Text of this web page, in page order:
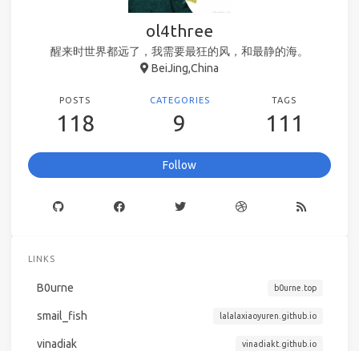
ol4three
醒来时世界都远了，我需要最狂的风，和最静的海。
BeiJing,China
POSTS
118
CATEGORIES
9
TAGS
111
Follow
LINKS
B0urne b0urne.top
smail_fish lalalaxiaoyuren.github.io
vinadiak vinadiakt.github.io